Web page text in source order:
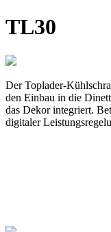
TL30
Der Toplader-
den Einbau in die
das Dekor integriert.
digitaler